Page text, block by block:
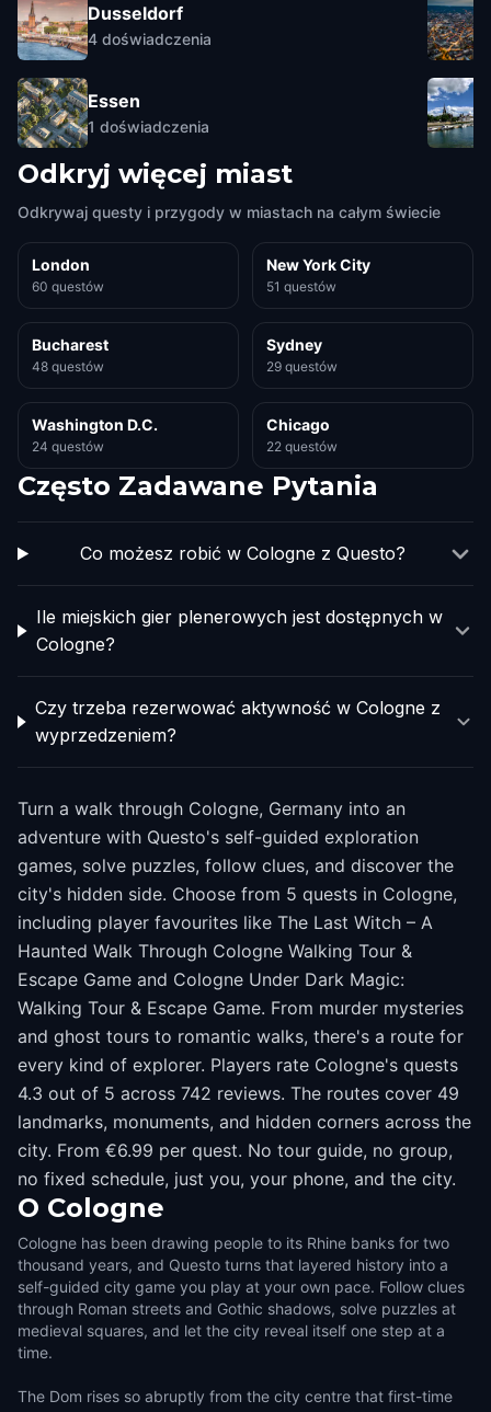
Dusseldorf
4 doświadczenia
Essen
1 doświadczenia
Odkryj więcej miast
Odkrywaj questy i przygody w miastach na całym świecie
London
60 questów
New York City
51 questów
Bucharest
48 questów
Sydney
29 questów
Washington D.C.
24 questów
Chicago
22 questów
Często Zadawane Pytania
Co możesz robić w Cologne z Questo?
Ile miejskich gier plenerowych jest dostępnych w
Cologne?
Czy trzeba rezerwować aktywność w Cologne z
wyprzedzeniem?
Turn a walk through Cologne, Germany into an
adventure with Questo's self-guided exploration
games, solve puzzles, follow clues, and discover the
city's hidden side. Choose from 5 quests in Cologne,
including player favourites like The Last Witch – A
Haunted Walk Through Cologne Walking Tour &
Escape Game and Cologne Under Dark Magic:
Walking Tour & Escape Game. From murder mysteries
and ghost tours to romantic walks, there's a route for
every kind of explorer. Players rate Cologne's quests
4.3 out of 5 across 742 reviews. The routes cover 49
landmarks, monuments, and hidden corners across the
city. From €6.99 per quest. No tour guide, no group,
no fixed schedule, just you, your phone, and the city.
O Cologne
Cologne has been drawing people to its Rhine banks for two
thousand years, and Questo turns that layered history into a
self-guided city game you play at your own pace. Follow clues
through Roman streets and Gothic shadows, solve puzzles at
medieval squares, and let the city reveal itself one step at a
time.
The Dom rises so abruptly from the city centre that first-time